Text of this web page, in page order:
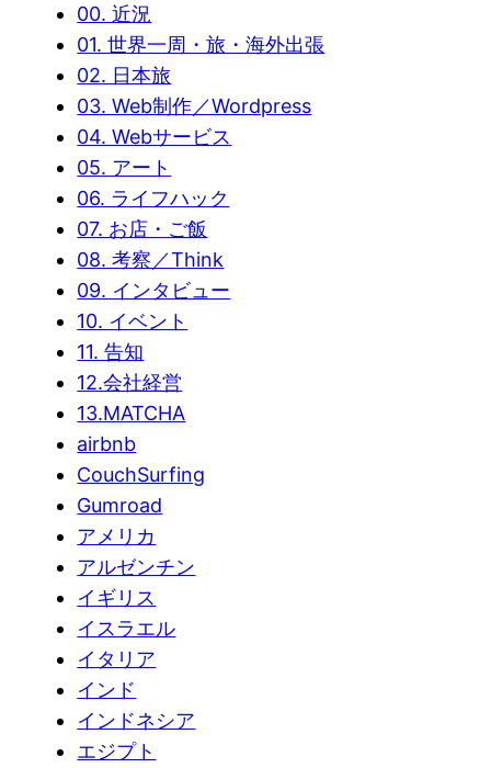
00. 近況
01. 世界一周・旅・海外出張
02. 日本旅
03. Web制作／Wordpress
04. Webサービス
05. アート
06. ライフハック
07. お店・ご飯
08. 考察／Think
09. インタビュー
10. イベント
11. 告知
12.会社経営
13.MATCHA
airbnb
CouchSurfing
Gumroad
アメリカ
アルゼンチン
イギリス
イスラエル
イタリア
インド
インドネシア
エジプト